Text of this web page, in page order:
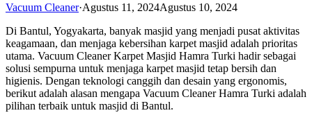
Vacuum Cleaner·Agustus 11, 2024Agustus 10, 2024
Di Bantul, Yogyakarta, banyak masjid yang menjadi pusat aktivitas
keagamaan, dan menjaga kebersihan karpet masjid adalah prioritas
utama. Vacuum Cleaner Karpet Masjid Hamra Turki hadir sebagai
solusi sempurna untuk menjaga karpet masjid tetap bersih dan
higienis. Dengan teknologi canggih dan desain yang ergonomis,
berikut adalah alasan mengapa Vacuum Cleaner Hamra Turki adalah
pilihan terbaik untuk masjid di Bantul.